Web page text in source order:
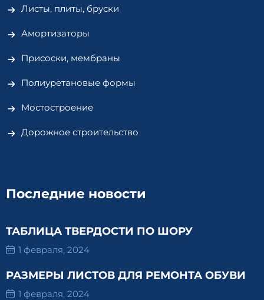
Листы, плиты, бруски
Амортизаторы
Присоски, мембраны
Полиуретановые формы
Мостостроение
Дорожное строительство
Последние новости
ТАБЛИЦА ТВЕРДОСТИ ПО ШОРУ
1 февраля, 2024
РАЗМЕРЫ ЛИСТОВ ДЛЯ РЕМОНТА ОБУВИ
1 февраля, 2024